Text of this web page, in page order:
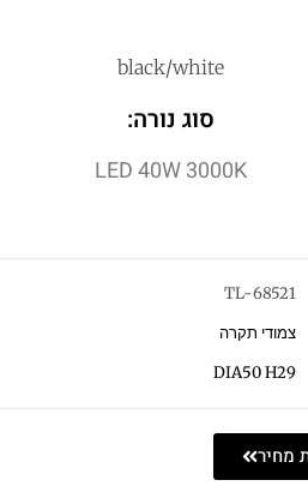
black/white
סוג נורה:
LED 40W 3000K
TL-68521
צמודי תקרה
DIA50 H29
מחיר